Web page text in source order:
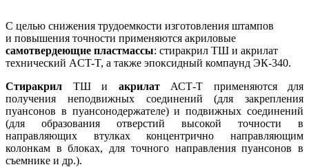
С целью снижения трудоемкости изготовления штампов
и повышения точности применяются акриловые
самотвердеющие пластмассы: стиракрил ТШ и акрилат
технический АCT-T, а также эпоксидный компаунд ЭК-340.
Стиракрил TШ и акрилатАСТ-Т применяются для
получения неподвижных сое­динений (для закрепления
пуансонов в пуансонодержателе) и подвижных соединений
(для образования отверстий высокой точности в
направляющих втулках концентрично направляющим
колонкам в блоках, для точного направления пуансонов в
съемнике и др.).